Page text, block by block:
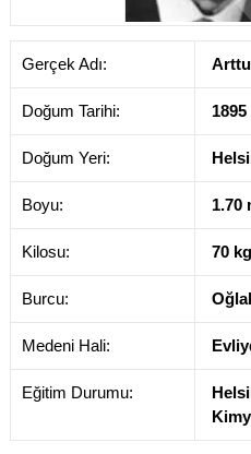
Gerçek Adı:
Doğum Tarihi: 1895
Doğum Yeri:
Boyu: 1.70
Kilosu: 70
Burcu:
Medeni Hali:
Eğitim Durumu: